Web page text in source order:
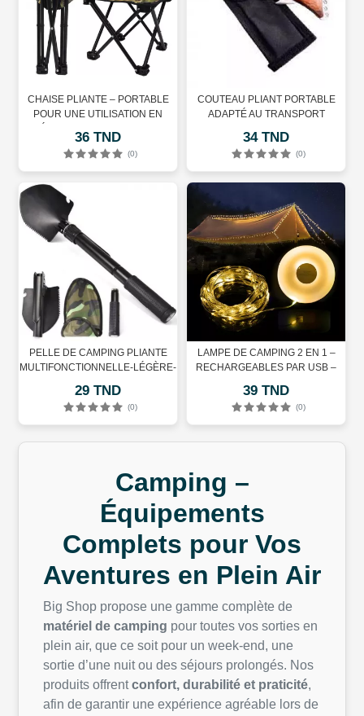
CHAISE PLIANTE – PORTABLE
POUR UNE UTILISATION EN
DE TRANSPORT
36 TND
(0)
COUTEAU PLIANT PORTABLE
ADAPTÉ AU TRANSPORT
PLEIN AIR
34 TND
(0)
PELLE DE CAMPING PLIANTE
MULTIFONCTIONNELLE-LÉGÈRE-
MULTI-USAGE
29 TND
(0)
LAMPE DE CAMPING 2 EN 1 –
RECHARGEABLES PAR USB –
MODES
39 TND
(0)
Camping –
Équipements
Complets pour Vos
Aventures en Plein Air
Big Shop propose une gamme complète de
matériel de camping pour toutes vos sorties en
plein air, que ce soit pour un week-end, une
sortie d’une nuit ou des séjours prolongés. Nos
produits offrentconfort, durabilité et praticité,
afin de garantir une expérience agréable lors de